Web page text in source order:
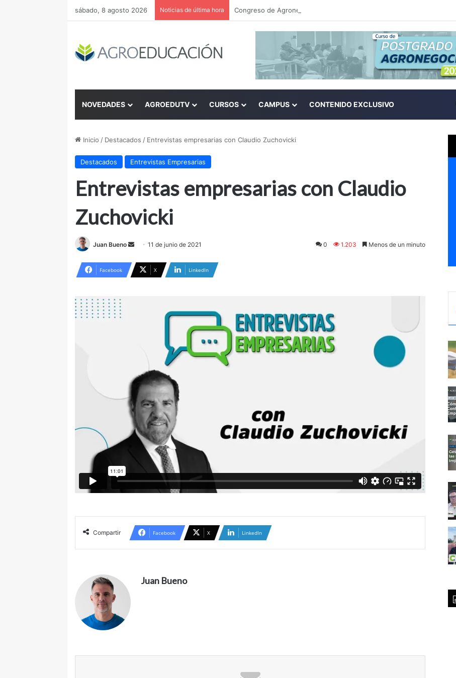
sábado, 8 agosto 2026 Noticias de última hora
NOVEDADES AGROEDUTV CURSOS CAMPUS CONTENIDO EXCLUSIVO
Inicio / Destacados / Entrevistas empresarias con Claudio Zuchovicki
Destacados Entrevistas Empresarias
Entrevistas empresarias con Claudio
Zuchovicki
Juan Bueno
Send
email
11 de junio de 2021 0 1.203 Menos de un minuto
Facebook X LinkedIn
Compartir Facebook X LinkedIn
Juan Bueno